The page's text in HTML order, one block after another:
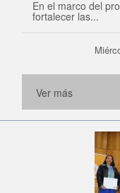
En el marco del
fortalecer las...
Ver más